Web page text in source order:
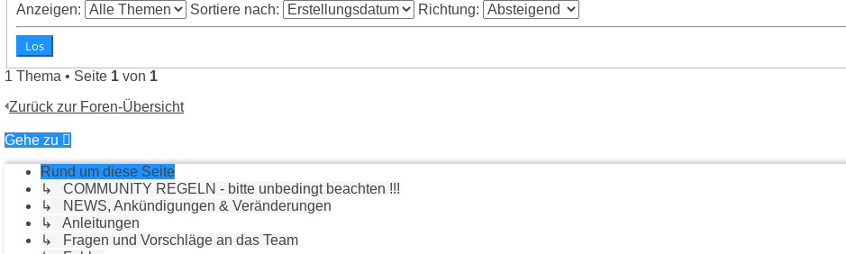
Anzeigen: Sortiere nach: Richtung:
1 Thema • Seite 1 von 1
Zurück zur Foren-Übersicht
Gehe zu
Rund um diese Seite
↳ COMMUNITY REGELN - bitte unbedingt beachten !!!
↳ NEWS, Ankündigungen & Veränderungen
↳ Anleitungen
↳ Fragen und Vorschläge an das Team